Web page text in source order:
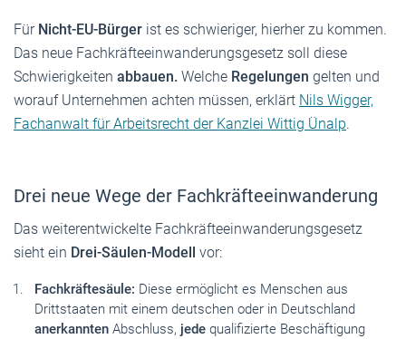
Für Nicht-EU-Bürger ist es schwieriger, hierher zu kommen.
Das neue Fachkräfteeinwanderungsgesetz soll diese
Schwierigkeiten abbauen. Welche Regelungen gelten und
worauf Unternehmen achten müssen, erklärt Nils Wigger,
Fachanwalt für Arbeitsrecht der Kanzlei Wittig Ünalp.
Drei neue Wege der Fachkräfteeinwanderung
Das weiterentwickelte Fachkräfteeinwanderungsgesetz
sieht ein Drei-Säulen-Modell vor:
Fachkräftesäule: Diese ermöglicht es Menschen aus
Drittstaaten mit einem deutschen oder in Deutschland
anerkannten Abschluss, jede qualifizierte Beschäftigung